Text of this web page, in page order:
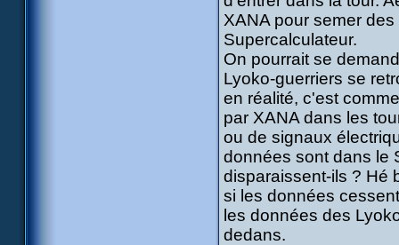
XANA pour semer
Supercalculateur.
On pourrait se
Lyoko-guerriers se
en réalité, c'est
par XANA dans les
ou de signaux
données sont dans le
disparaissent-ils ? Hé
si les données
les données des
dedans.